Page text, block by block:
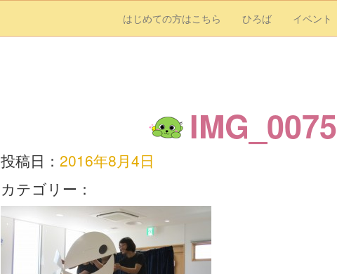
はじめての方はこちら ひろば イベント
IMG_0075
投稿日： 2016年8月4日
カテゴリー：